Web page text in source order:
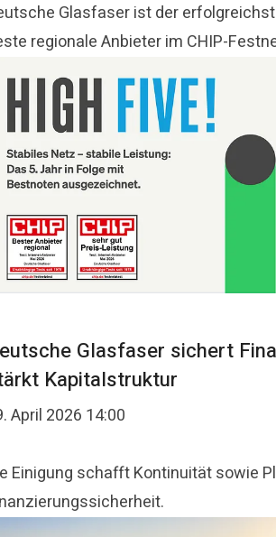
Glasfaser ist der
regionale Anbieter im CHIP-
Glasfaser sichert
Kapitalstruktur
April 2026 14:00
Einigung schafft Kontinuität sowie